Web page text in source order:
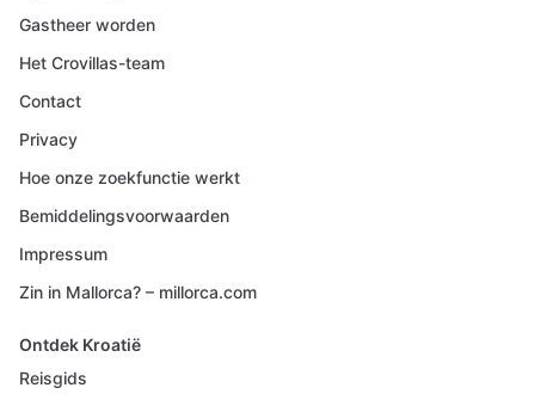
Gastheer worden
Het Crovillas-team
Contact
Privacy
Hoe onze zoekfunctie werkt
Bemiddelingsvoorwaarden
Impressum
Zin in Mallorca? – millorca.com
Ontdek Kroatië
Reisgids